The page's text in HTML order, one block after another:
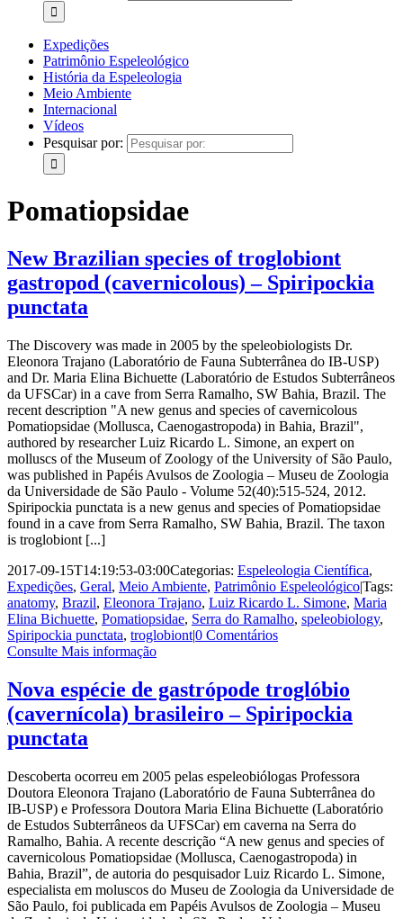
Expedições
Patrimônio Espeleológico
História da Espeleologia
Meio Ambiente
Internacional
Vídeos
Pesquisar por:
Pomatiopsidae
New Brazilian species of troglobiont
gastropod (cavernicolous) – Spiripockia
punctata
The Discovery was made in 2005 by the speleobiologists Dr.
Eleonora Trajano (Laboratório de Fauna Subterrânea do IB-USP)
and Dr. Maria Elina Bichuette (Laboratório de Estudos Subterrâneos
da UFSCar) in a cave from Serra Ramalho, SW Bahia, Brazil. The
recent description "A new genus and species of cavernicolous
Pomatiopsidae (Mollusca, Caenogastropoda) in Bahia, Brazil",
authored by researcher Luiz Ricardo L. Simone, an expert on
molluscs of the Museum of Zoology of the University of São Paulo,
was published in Papéis Avulsos de Zoologia – Museu de Zoologia
da Universidade de São Paulo - Volume 52(40):515‑524, 2012.
Spiripockia punctata is a new genus and species of Pomatiopsidae
found in a cave from Serra Ramalho, SW Bahia, Brazil. The taxon
is troglobiont [...]
2017-09-15T14:19:53-03:00Categorias: Espeleologia Científica,
Expedições, Geral, Meio Ambiente, Patrimônio Espeleológico|Tags:
anatomy, Brazil, Eleonora Trajano, Luiz Ricardo L. Simone, Maria
Elina Bichuette, Pomatiopsidae, Serra do Ramalho, speleobiology,
Spiripockia punctata, troglobiont|0 Comentários
Consulte Mais informação
Nova espécie de gastrópode troglóbio
(cavernícola) brasileiro – Spiripockia
punctata
Descoberta ocorreu em 2005 pelas espeleobiólogas Professora
Doutora Eleonora Trajano (Laboratório de Fauna Subterrânea do
IB-USP) e Professora Doutora Maria Elina Bichuette (Laboratório
de Estudos Subterrâneos da UFSCar) em caverna na Serra do
Ramalho, Bahia. A recente descrição “A new genus and species of
cavernicolous Pomatiopsidae (Mollusca, Caenogastropoda) in
Bahia, Brazil”, de autoria do pesquisador Luiz Ricardo L. Simone,
especialista em moluscos do Museu de Zoologia da Universidade de
São Paulo, foi publicada em Papéis Avulsos de Zoologia – Museu